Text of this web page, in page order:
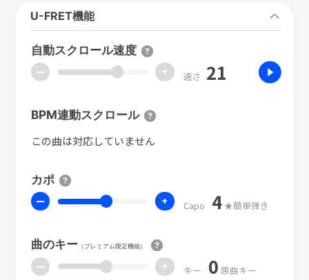
U-FRET機能
自動スクロール速度
ー + 速さ 21
BPM連動スクロール
この曲は対応していません
カポ
ー + Capo 4 ★簡単弾き
曲のキー（プレミアム限定機能）
ー + キー 0 原曲キー